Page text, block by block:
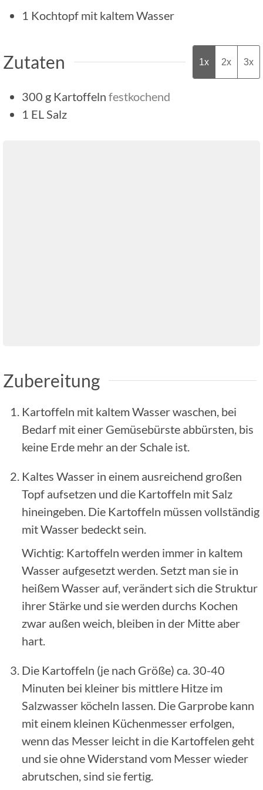
1 Kochtopf mit kaltem Wasser
Zutaten 1x 2x 3x
300 g Kartoffeln festkochend
1 ELSalz
Zubereitung
Kartoffeln mit kaltem Wasser waschen, bei
Bedarf mit einer Gemüsebürste abbürsten, bis
keine Erde mehr an der Schale ist.
Kaltes Wasser in einem ausreichend großen
Topf aufsetzen und die Kartoffeln mit Salz
hineingeben. Die Kartoffeln müssen vollständig
mit Wasser bedeckt sein.
Wichtig: Kartoffeln werden immer in kaltem
Wasser aufgesetzt werden. Setzt man sie in
heißem Wasser auf, verändert sich die Struktur
ihrer Stärke und sie werden durchs Kochen
zwar außen weich, bleiben in der Mitte aber
hart.
Die Kartoffeln (je nach Größe) ca. 30-40
Minuten bei kleiner bis mittlere Hitze im
Salzwasser köcheln lassen. Die Garprobe kann
mit einem kleinen Küchenmesser erfolgen,
wenn das Messer leicht in die Kartoffelen geht
und sie ohne Widerstand vom Messer wieder
abrutschen, sind sie fertig.